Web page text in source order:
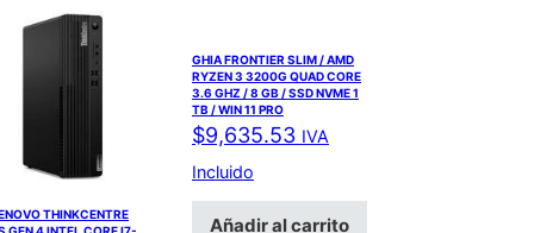
THINKCENTRE
GHIA FRONTIER SLIM / AMD
RYZEN 3 3200G QUAD CORE
3.6 GHZ / 8 GB / SSD NVME 1
TB / WIN 11 PRO
$9,635.53 IVA
Incluido
Añadir al carrito